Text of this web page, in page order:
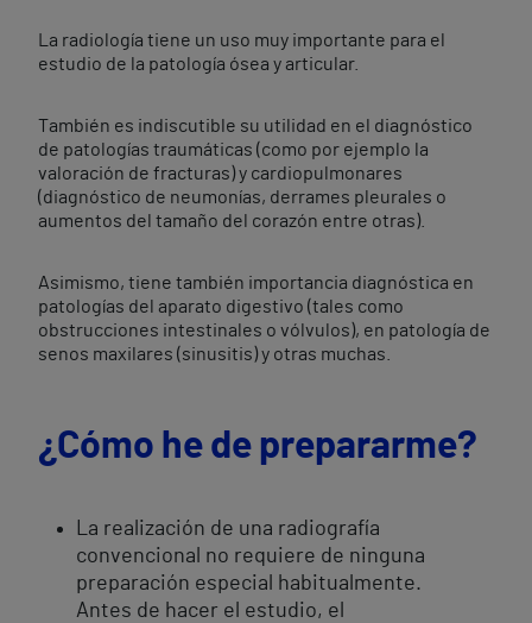
La radiología tiene un uso muy importante para el
estudio de la patología ósea y articular.
También es indiscutible su utilidad en el diagnóstico
de patologías traumáticas (como por ejemplo la
valoración de fracturas) y cardiopulmonares
(diagnóstico de neumonías, derrames pleurales o
aumentos del tamaño del corazón entre otras).
Asimismo, tiene también importancia diagnóstica en
patologías del aparato digestivo (tales como
obstrucciones intestinales o vólvulos), en patología de
senos maxilares (sinusitis) y otras muchas.
¿Cómo he de prepararme?
La realización de una radiografía
convencional no requiere de ninguna
preparación especial habitualmente.
Antes de hacer el estudio, el